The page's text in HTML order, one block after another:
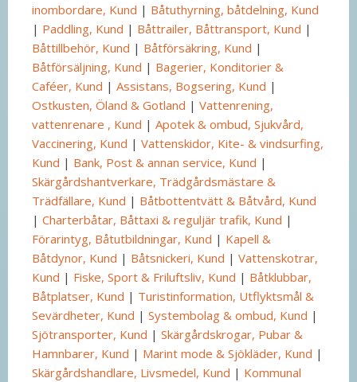
inombordare, Kund | Båtuthyrning, båtdelning, Kund
| Paddling, Kund | Båttrailer, Båttransport, Kund |
Båttillbehör, Kund | Båtförsäkring, Kund |
Båtförsäljning, Kund | Bagerier, Konditorier &
Caféer, Kund | Assistans, Bogsering, Kund |
Ostkusten, Öland & Gotland | Vattenrening,
vattenrenare , Kund | Apotek & ombud, Sjukvård,
Vaccinering, Kund | Vattenskidor, Kite- & vindsurfing,
Kund | Bank, Post & annan service, Kund |
Skärgårdshantverkare, Trädgårdsmästare &
Trädfällare, Kund | Båtbottentvätt & Båtvård, Kund
| Charterbåtar, Båttaxi & reguljär trafik, Kund |
Förarintyg, Båtutbildningar, Kund | Kapell &
Båtdynor, Kund | Båtsnickeri, Kund | Vattenskotrar,
Kund | Fiske, Sport & Friluftsliv, Kund | Båtklubbar,
Båtplatser, Kund | Turistinformation, Utflyktsmål &
Sevärdheter, Kund | Systembolag & ombud, Kund |
Sjötransporter, Kund | Skärgårdskrogar, Pubar &
Hamnbarer, Kund | Marint mode & Sjökläder, Kund |
Skärgårdshandlare, Livsmedel, Kund | Kommunal